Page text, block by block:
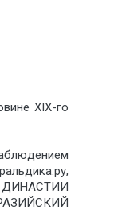
XIX-го
ДИНАСТИИ